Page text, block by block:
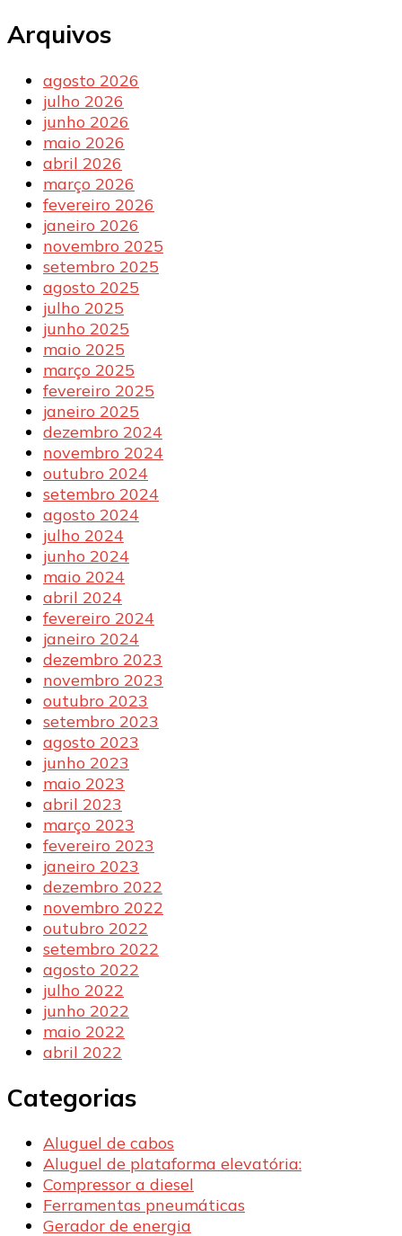
Arquivos
agosto 2026
julho 2026
junho 2026
maio 2026
abril 2026
março 2026
fevereiro 2026
janeiro 2026
novembro 2025
setembro 2025
agosto 2025
julho 2025
junho 2025
maio 2025
março 2025
fevereiro 2025
janeiro 2025
dezembro 2024
novembro 2024
outubro 2024
setembro 2024
agosto 2024
julho 2024
junho 2024
maio 2024
abril 2024
fevereiro 2024
janeiro 2024
dezembro 2023
novembro 2023
outubro 2023
setembro 2023
agosto 2023
junho 2023
maio 2023
abril 2023
março 2023
fevereiro 2023
janeiro 2023
dezembro 2022
novembro 2022
outubro 2022
setembro 2022
agosto 2022
julho 2022
junho 2022
maio 2022
abril 2022
Categorias
Aluguel de cabos
Aluguel de plataforma elevatória:
Compressor a diesel
Ferramentas pneumáticas
Gerador de energia